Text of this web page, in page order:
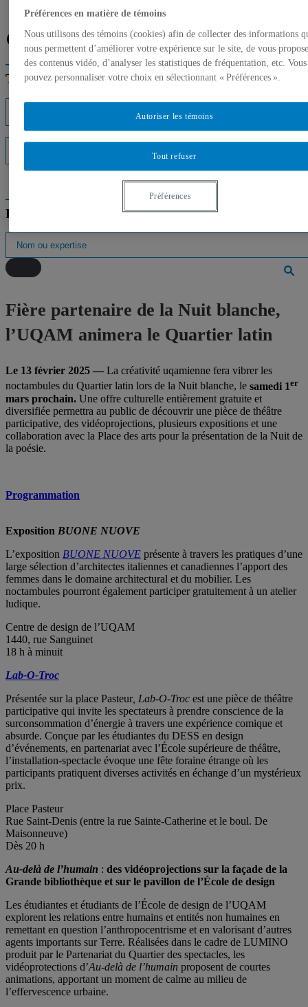
Plan du campus
Facebook
Twitter
Flux RSS
Trouver un expert
Répertoire des professeurs
Fière partenaire de la Nuit blanche,
l’UQAM animera le Quartier latin
Le 13 février 2025 — La créativité uqamienne fera vibrer les
noctambules du Quartier latin lors de la Nuit blanche, le samedi 1er
mars prochain. Une offre culturelle entièrement gratuite et
diversifiée permettra au public de découvrir une pièce de théâtre
participative, des vidéoprojections, plusieurs expositions et une
collaboration avec la Place des arts pour la présentation de la Nuit de
la poésie.
Programmation
Exposition BUONE NUOVE
L’exposition BUONE NUOVE présente à travers les pratiques d’une
large sélection d’architectes italiennes et canadiennes l’apport des
femmes dans le domaine architectural et du mobilier. Les
noctambules pourront également participer gratuitement à un atelier
ludique.
Centre de design de l’UQAM
1440, rue Sanguinet
18 h à minuit
Lab-O-Troc
Présentée sur la place Pasteur, Lab-O-Troc est une pièce de théâtre
participative qui invite les spectateurs à prendre conscience de la
surconsommation d’énergie à travers une expérience comique et
absurde. Conçue par les étudiantes du DESS en design
d’événements, en partenariat avec l’École supérieure de théâtre,
l’installation-spectacle évoque une fête foraine étrange où les
participants pratiquent diverses activités en échange d’un mystérieux
prix.
Place Pasteur
Rue Saint-Denis (entre la rue Sainte-Catherine et le boul. De
Maisonneuve)
Dès 20 h
Au-delà de l’humain : des vidéoprojections sur la façade de la
Grande bibliothèque et sur le pavillon de l’École de design
Les étudiantes et étudiants de l’École de design de l’UQAM
explorent les relations entre humains et entités non humaines en
remettant en question l’anthropocentrisme et en valorisant d’autres
agents importants sur Terre. Réalisées dans le cadre de LUMINO
produit par le Partenariat du Quartier des spectacles, les
vidéoprotections d’Au-delà de l’humain proposent de courtes
animations, apportant un moment de calme au milieu de
l’effervescence urbaine.
Préférences en matière de témoins
Nous utilisons des témoins (cookies) afin de collecter des informations
nous permettent d’améliorer votre expérience sur le site, de vous
des contenus vidéo, d’analyser les statistiques de fréquentation, etc. Vous
pouvez personnaliser votre choix en sélectionnant « Préférences ».
Tout refuser
Autoriser les témoins
Préférences